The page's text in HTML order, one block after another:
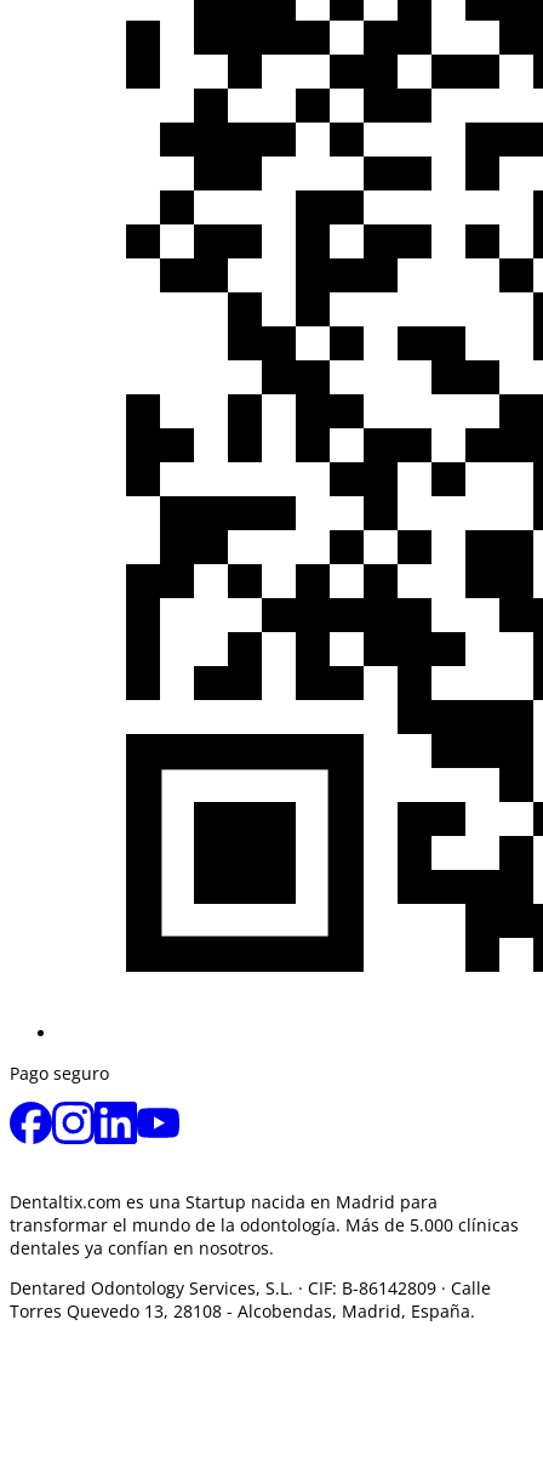
Pago seguro
Dentaltix.com es una Startup nacida en Madrid para
transformar el mundo de la odontología. Más de 5.000 clínicas
dentales ya confían en nosotros.
Dentared Odontology Services, S.L. · CIF: B-86142809 · Calle
Torres Quevedo 13, 28108 - Alcobendas, Madrid, España.